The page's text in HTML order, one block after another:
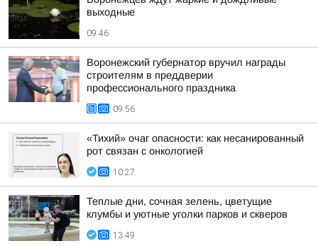
выходные
09:46
Воронежский губернатор вручил награды
строителям в преддверии
профессионального праздника
09:56
«Тихий» очаг опасности: как несанированный
рот связан с онкологией
10:27
Теплые дни, сочная зелень, цветущие
клумбы и уютные уголки парков и скверов
13:49